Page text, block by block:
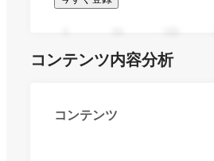
コンテンツ内容分析
コンテンツ